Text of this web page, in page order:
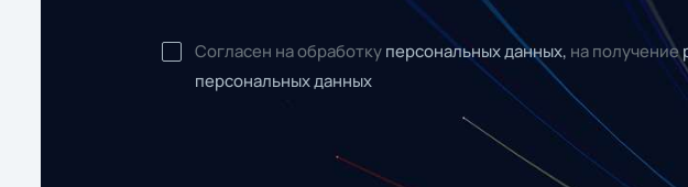
Согласен на обработку персональных данных, на получение
персональных данных